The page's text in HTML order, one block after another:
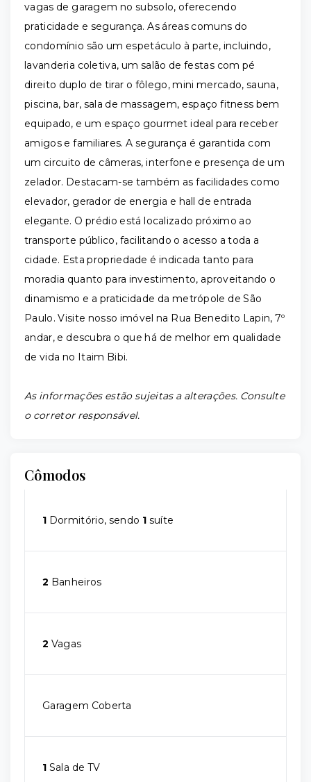
vagas de garagem no subsolo, oferecendo
praticidade e segurança. As áreas comuns do
condomínio são um espetáculo à parte, incluindo,
lavanderia coletiva, um salão de festas com pé
direito duplo de tirar o fôlego, mini mercado, sauna,
piscina, bar, sala de massagem, espaço fitness bem
equipado, e um espaço gourmet ideal para receber
amigos e familiares. A segurança é garantida com
um circuito de câmeras, interfone e presença de um
zelador. Destacam-se também as facilidades como
elevador, gerador de energia e hall de entrada
elegante. O prédio está localizado próximo ao
transporte público, facilitando o acesso a toda a
cidade. Esta propriedade é indicada tanto para
moradia quanto para investimento, aproveitando o
dinamismo e a praticidade da metrópole de São
Paulo. Visite nosso imóvel na Rua Benedito Lapin, 7º
andar, e descubra o que há de melhor em qualidade
de vida no Itaim Bibi.
As informações estão sujeitas a alterações. Consulte
o corretor responsável.
Cômodos
1 Dormitório, sendo 1 suíte
2 Banheiros
2 Vagas
Garagem Coberta
1 Sala de TV